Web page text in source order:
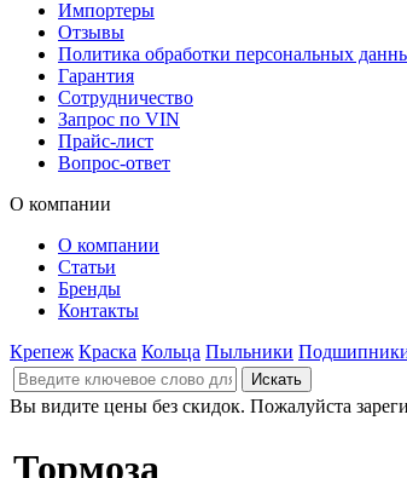
Импортеры
Отзывы
Политика обработки персональных
Гарантия
Сотрудничество
Запрос по VIN
Прайс-лист
Вопрос-ответ
О компании
О компании
Статьи
Бренды
Контакты
Крепеж Краска Кольца Пыльники
Вы видите цены без скидок. Пожалуйста
Тормоза